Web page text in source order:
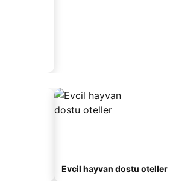
Evcil hayvan dostu oteller